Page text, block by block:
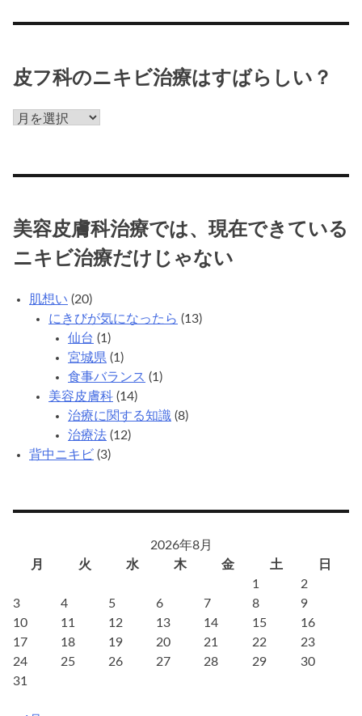
ゃ
い
皮フ科のニキビ治療はすばらしい？
皮
の
キ
ビ
治
美容皮膚科治療では、現在できている
ニキビ治療だけじゃない
肌想い (20)
にきびが気になったら (13)
仙台 (1)
宮城県 (1)
食事バランス (1)
美容皮膚科 (14)
治療に関する知識 (8)
治療法 (12)
背中ニキビ (3)
2026年8月
月
火 水 木 金 土
日
1
2
3
4 5 6 7 8
9
10
11 12 13 14 15
16
17
18 19 20 21 22
23
24
25 26 27 28 29
30
31